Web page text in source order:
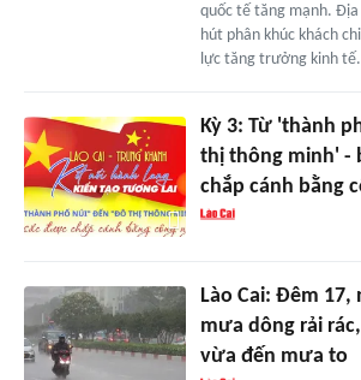
quốc tế tăng mạnh.
hút phân khúc khách
lực tăng trưởng kinh tế.
Kỳ 3: Từ 'thành
thị thông minh' -
chắp cánh bằng
Lào Cai: Đêm 17,
mưa dông rải
vừa đến mưa to